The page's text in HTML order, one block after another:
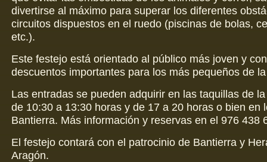
divertirse al máximo para superar los diferentes
circuitos dispuestos en el ruedo (piscinas de bolas,
etc.).
Este festejo está orientado al público más joven y
descuentos importantes para los más pequeños de
Las entradas se pueden adquirir en las taquillas de
de 10:30 a 13:30 horas y de 17 a 20 horas o bien en
Bantierra. Más información y reservas en el 976 438
El festejo contará con el patrocinio de Bantierra y
Aragón.